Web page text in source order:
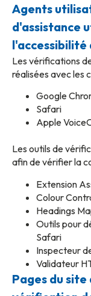
Agents
d'assistance
l'accessibilité
Les vérifications
réalisées avec les
Google
Safari
Apple
Les outils de
afin de vérifier la
Extension
Colour
Headings
Outils pour
Safari
Inspecteur
Validateur
Pages du